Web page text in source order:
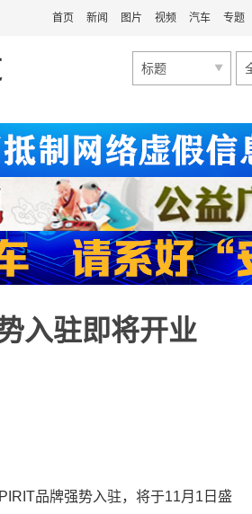
首页 新闻 图片 视频 汽车 专题
标题
入驻即将开业
品牌强势入驻，将于11月1日盛